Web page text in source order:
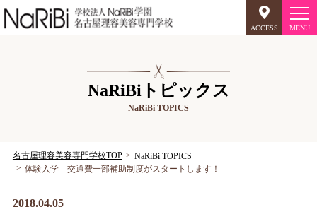
ACCESS
オープンキャンパス
NaRiBiのミリョク
NaRiBiトピックス
NaRiBi TOPICS
名古屋理容美容専門学校TOP
NaRiBi TOPICS
体験入学 交通費一部補助制度がスタートします！
2018.04.05